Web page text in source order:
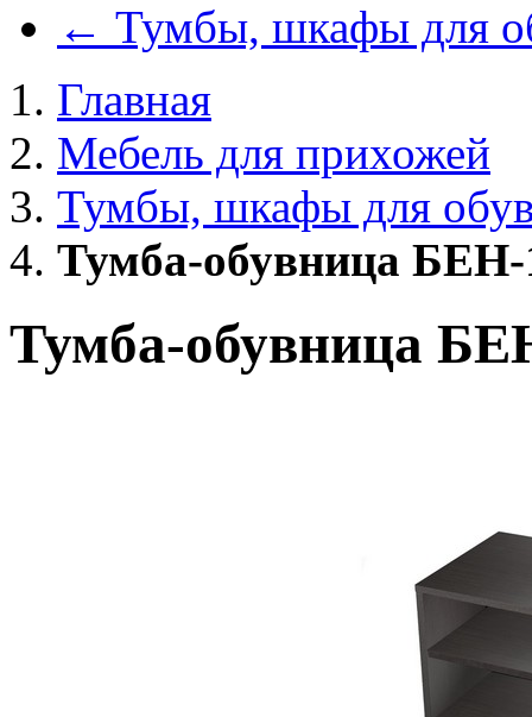
← Тумбы, шкафы для
Главная
Мебель для прихожей
Тумбы, шкафы для
Тумба-обувница БЕН-
Тумба-обувница